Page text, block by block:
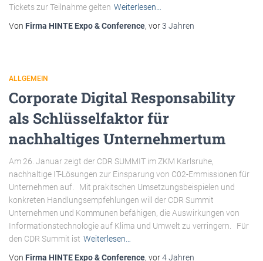
Tickets zur Teilnahme gelten Weiterlesen…
Von Firma HINTE Expo & Conference, vor3 Jahren
ALLGEMEIN
Corporate Digital Responsability
als Schlüsselfaktor für
nachhaltiges Unternehmertum
Am 26. Januar zeigt der CDR SUMMIT im ZKM Karlsruhe,
nachhaltige IT-Lösungen zur Einsparung von C02-Emmissionen für
Unternehmen auf. Mit prakitschen Umsetzungsbeispielen und
konkreten Handlungsempfehlungen will der CDR Summit
Unternehmen und Kommunen befähigen, die Auswirkungen von
Informationstechnologie auf Klima und Umwelt zu verringern. Für
den CDR Summit ist Weiterlesen…
Von Firma HINTE Expo & Conference, vor4 Jahren